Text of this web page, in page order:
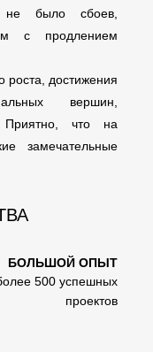
не было сбоев,
с продлением
достижения
вершин,
Приятно, что на
замечательные
БОЛЬШОЙ ОПЫТ
500 успешных
проектов